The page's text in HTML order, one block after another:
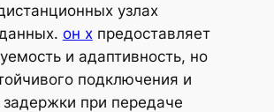
узлах
он хпредоставляет
и адаптивность, но
подключения и
при передаче